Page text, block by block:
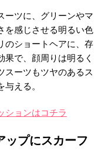
ーツに、グリーンやマ
を感じさせる明るい色
のショートヘアに、存
で、顔周りは明るく
スーツもツヤのあるス
える。
ションはコチラ
ップにスカーフ